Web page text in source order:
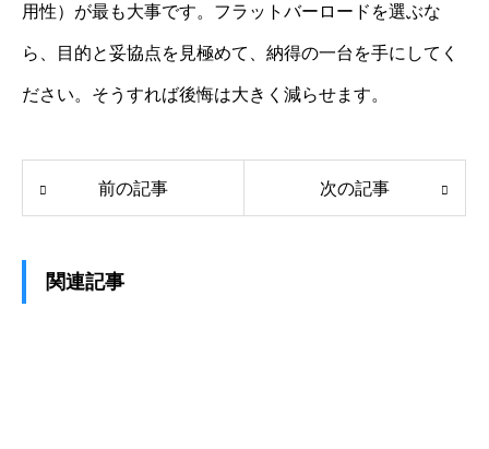
用性）が最も大事です。フラットバーロードを選ぶな
ら、目的と妥協点を見極めて、納得の一台を手にしてく
ださい。そうすれば後悔は大きく減らせます。
前の記事 次の記事
関連記事